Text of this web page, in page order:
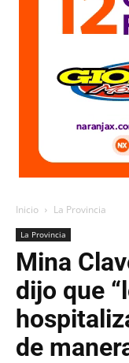
Inicio La Provincia
La Provincia
Mina
dijo que
de